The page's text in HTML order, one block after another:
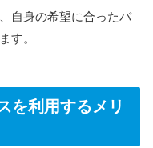
て低価格・従量料金
拠点以上あり、出
ら
自身の希望に合ったバ
す。
を利用するメリ